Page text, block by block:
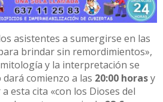
asistentes a sumergirse en las
brindar sin remordimientos»,
y la interpretación se
comienzo a las 20:00 horasy
esta cita «con los Dioses del